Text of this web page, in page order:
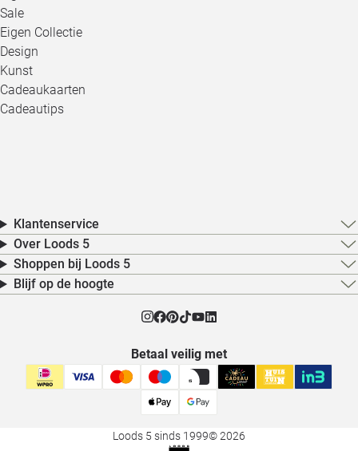
Sale
Eigen Collectie
Design
Kunst
Cadeaukaarten
Cadeautips
Klantenservice
Over Loods 5
Shoppen bij Loods 5
Blijf op de hoogte
Betaal veilig met
Loods 5 sinds 1999© 2026